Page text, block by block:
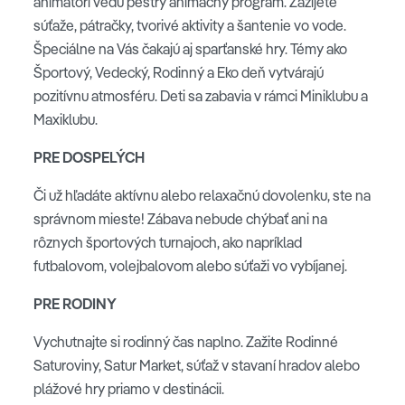
Bobrík mlčania – dokážeme byť v tichu? Ako sme sa
cítili? /v rámci zábavy trest za porušenie, debata o
tom – byť v tichu...
VEČERNÉ AKTIVITY:
Yoga Smiechu: Zapamätáš si pozície? Uhádneš ich
Vytvorme vlastnú yoga zostavu – spoločne
vytvoríme zostavu
Naučíme sa dovolenkové pozície skvelé na fotky –
Pokec na tému harmónie tela i ducha
Výmena skúseností z oblasti yogy a filozofie
súťaže, pátračky, tvorivé aktivity a šantenie vo vode.
Špeciálne na Vás čakajú aj sparťanské hry. Témy ako
Športový, Vedecký, Rodinný a Eko deň vytvárajú
pozitívnu atmosféru. Deti sa zabavia v rámci Miniklubu a
Maxiklubu.
PRE DOSPELÝCH
Či už hľadáte aktívnu alebo relaxačnú dovolenku, ste na
správnom mieste! Zábava nebude chýbať ani na
rôznych športových turnajoch, ako napríklad
futbalovom, volejbalovom alebo súťaži vo vybíjanej.
PRE RODINY
Vychutnajte si rodinný čas naplno. Zažite Rodinné
Saturoviny, Satur Market, súťaž v stavaní hradov alebo
plážové hry priamo v destinácii.